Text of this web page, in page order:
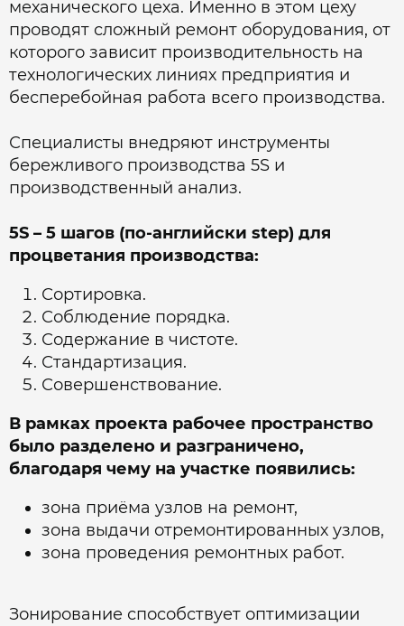
механического цеха. Именно в этом цеху
проводят сложный ремонт оборудования, от
которого зависит производительность на
технологических линиях предприятия и
бесперебойная работа всего производства.
Специалисты внедряют инструменты
бережливого производства 5S и
производственный анализ.
5S – 5 шагов (по-английски step) для
процветания производства:
Сортировка.
Соблюдение порядка.
Содержание в чистоте.
Стандартизация.
Совершенствование.
В рамках проекта рабочее пространство
было разделено и разграничено,
благодаря чему на участке появились:
зона приёма узлов на ремонт,
зона выдачи отремонтированных узлов,
зона проведения ремонтных работ.
Зонирование способствует оптимизации